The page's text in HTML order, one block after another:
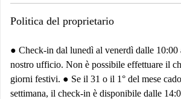
Politica del proprietario
● Check-in dal lunedì al venerdì dalle 10:00
nostro ufficio. Non è possibile effettuare il
giorni festivi. ● Se il 31 o il 1° del mese
settimana, il check-in è disponibile dalle